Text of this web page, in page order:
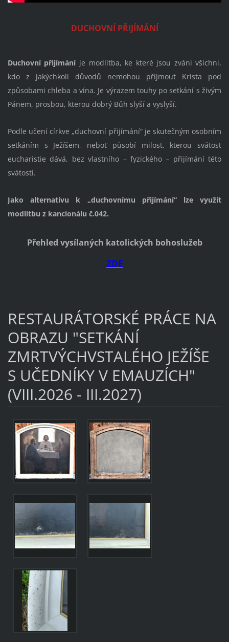
DUCHOVNÍ PŘIJÍMÁNÍ
Duchovní přijímáníje modlitba, ke které jsou zváni všichni,
kdo z jakýchkoli důvodů nemohou přijmout Krista pod
způsobami chleba a vína. Je výrazem touhy po setkání s živým
Pánem, prosbou, kterou dobrý Bůh slyší a vyslyší.
Podle učení církve „duchovní přijímání“ je skutečným osobním
setkáním s Ježíšem, neboť působí milost, kterou svátost
eucharistie dává, bez vlastního – fyzického – přijímání této
svátosti.
Jako alternativu k „duchovnímu přijímání“ lze využít
modlitbu z kancionálu č.042.
Přehled vysílaných katolických bohoslužeb
ZDE
RESTAURÁTORSKÉ PRÁCE NA
OBRAZU "SETKÁNÍ
ZMRTVÝCHVSTALÉHO JEŽÍŠE
S UČEDNÍKY V EMAUZÍCH"
(VIII.2026 - III.2027)